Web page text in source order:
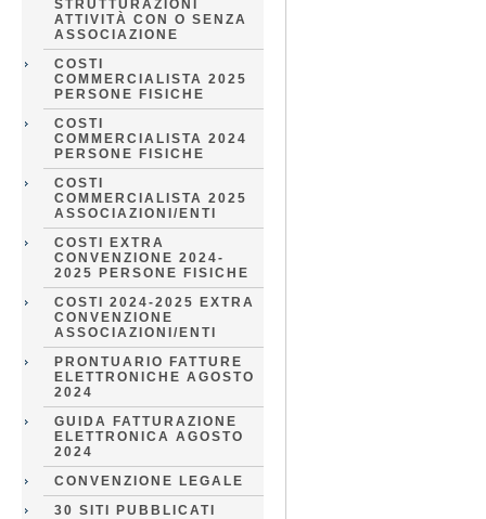
STRUTTURAZIONI
ATTIVITÀ CON O SENZA
ASSOCIAZIONE
COSTI
COMMERCIALISTA 2025
PERSONE FISICHE
COSTI
COMMERCIALISTA 2024
PERSONE FISICHE
COSTI
COMMERCIALISTA 2025
ASSOCIAZIONI/ENTI
COSTI EXTRA
CONVENZIONE 2024-
2025 PERSONE FISICHE
COSTI 2024-2025 EXTRA
CONVENZIONE
ASSOCIAZIONI/ENTI
PRONTUARIO FATTURE
ELETTRONICHE AGOSTO
2024
GUIDA FATTURAZIONE
ELETTRONICA AGOSTO
2024
CONVENZIONE LEGALE
30 SITI PUBBLICATI